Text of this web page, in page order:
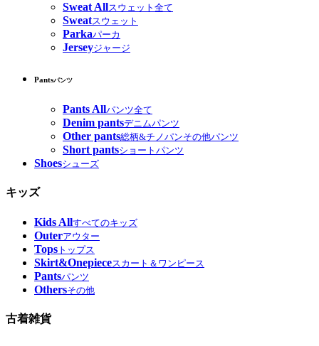
Sweat Allスウェット全て
Sweatスウェット
Parkaパーカ
Jerseyジャージ
Pantsパンツ
Pants Allパンツ全て
Denim pantsデニムパンツ
Other pants総柄&チノパンその他パンツ
Short pantsショートパンツ
Shoesシューズ
キッズ
Kids Allすべてのキッズ
Outerアウター
Tops トップス
Skirt&Onepieceスカート＆ワンピース
Pantsパンツ
Othersその他
古着雑貨